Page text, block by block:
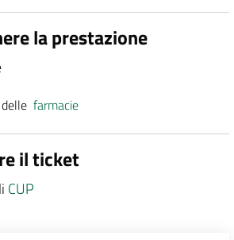
la prestazione
dellefarmacie
il ticket
CUP